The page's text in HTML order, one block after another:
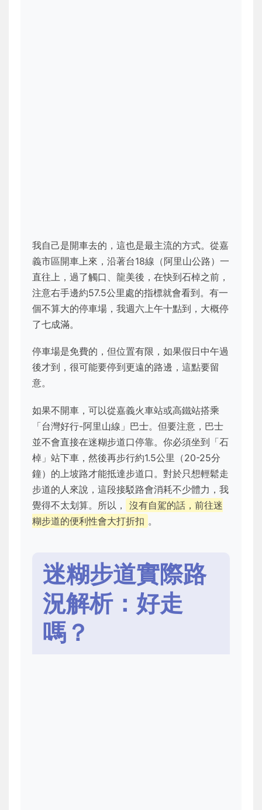
我自己是開車去的，這也是最主流的方式。從嘉
義市區開車上來，沿著台18線（阿里山公路）一
直往上，過了觸口、龍美後，在快到石棹之前，
注意右手邊約57.5公里處的指標就會看到。有一
個不算大的停車場，我週六上午十點到，大概停
了七成滿。
停車場是免費的，但位置有限，如果假日中午過
後才到，很可能要停到更遠的路邊，這點要留
意。
如果不開車，可以從嘉義火車站或高鐵站搭乘
「台灣好行-阿里山線」巴士。但要注意，巴士
並不會直接在迷糊步道口停靠。你必須坐到「石
棹」站下車，然後再步行約1.5公里（20-25分
鐘）的上坡路才能抵達步道口。對於只想輕鬆走
步道的人來說，這段接駁路會消耗不少體力，我
覺得不太划算。所以，
沒有自駕的話，前往迷
糊步道的便利性會大打折扣 。
迷糊步道實際路
況解析：好走
嗎？